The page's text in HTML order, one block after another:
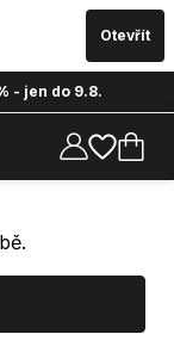
Otevřít
- jen do 9.8.